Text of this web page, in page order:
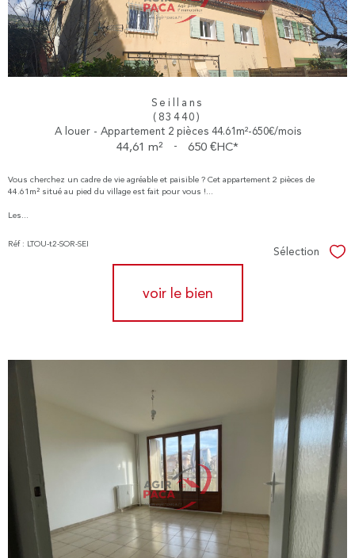
Seillans
(83440)
A louer - Appartement 2 pièces 44.61m²-650€/mois
44,61 m² - 650 €HC*
Vous cherchez un cadre de vie agréable et paisible ? Cet appartement 2 pièces de
44.61m² situé au pied du village est fait pour vous !...
Les...
Réf : LTOU-t2-SOR-SEI
Sélection
voir le bien